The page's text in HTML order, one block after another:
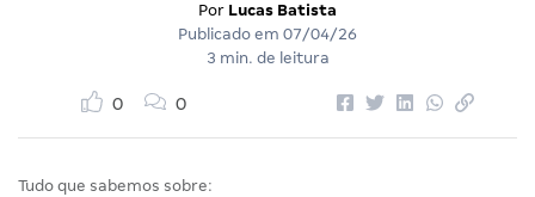
Por Lucas Batista
Publicado em 07/04/26
3 min. de leitura
0 0
Tudo que sabemos sobre: